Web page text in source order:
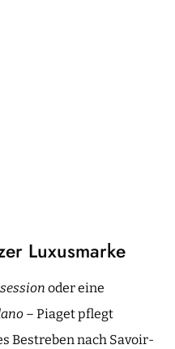
Luxusmarke
oder eine
– Piaget pflegt
Bestreben nach Savoir-